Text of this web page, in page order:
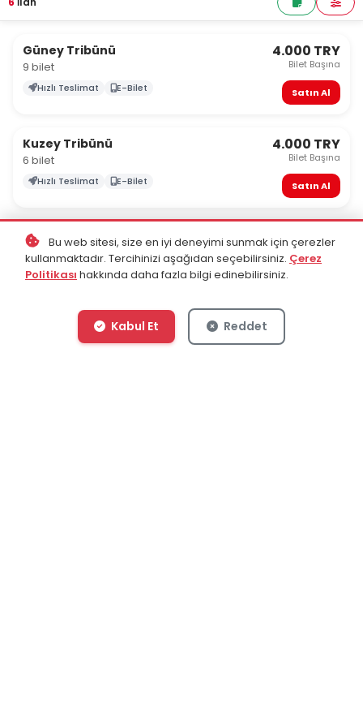
Güney Tribünü
9 bilet
4.000 TRY
Bilet Başına
Hızlı Teslimat
E-Bilet Satın Al
Kuzey Tribünü
6 bilet
4.000 TRY
Bilet Başına
Hızlı Teslimat
E-Bilet Satın Al
Doğu Tribünü
6 bilet
5.000 TRY
Bilet Başına
Hızlı Teslimat
E-Bilet
Batı Tribünü
Bu web sitesi, size en iyi deneyimi sunmak için çerezler
kullanmaktadır. Tercihinizi aşağıdan seçebilirsiniz. Çerez
Politikası hakkında daha fazla bilgi edinebilirsiniz.
Kabul Et Reddet